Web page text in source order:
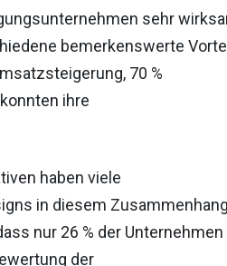
sehr
bemerkenswerte
70 %
ihre
haben viele
in diesem Zusammenhang
nur 26 % der Unternehmen
der